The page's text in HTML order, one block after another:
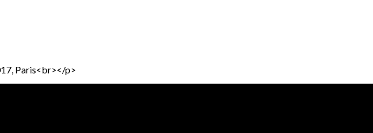
Paris<br></p>